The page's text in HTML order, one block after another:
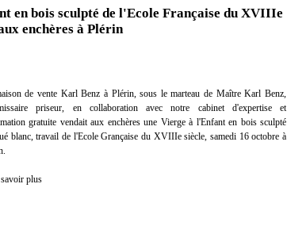
en bois sculpté de l'Ecole Française du XVIIIe
enchères à Plérin
de vente Karl Benz à Plérin, sous le marteau de Maître Karl Benz,
priseur, en collaboration avec notre cabinet d'expertise et
gratuite vendait aux enchères une Vierge à l'Enfant en bois sculpté
blanc, travail de l'Ecole Grançaise du XVIIIe siècle, samedi 16 octobre à
plus